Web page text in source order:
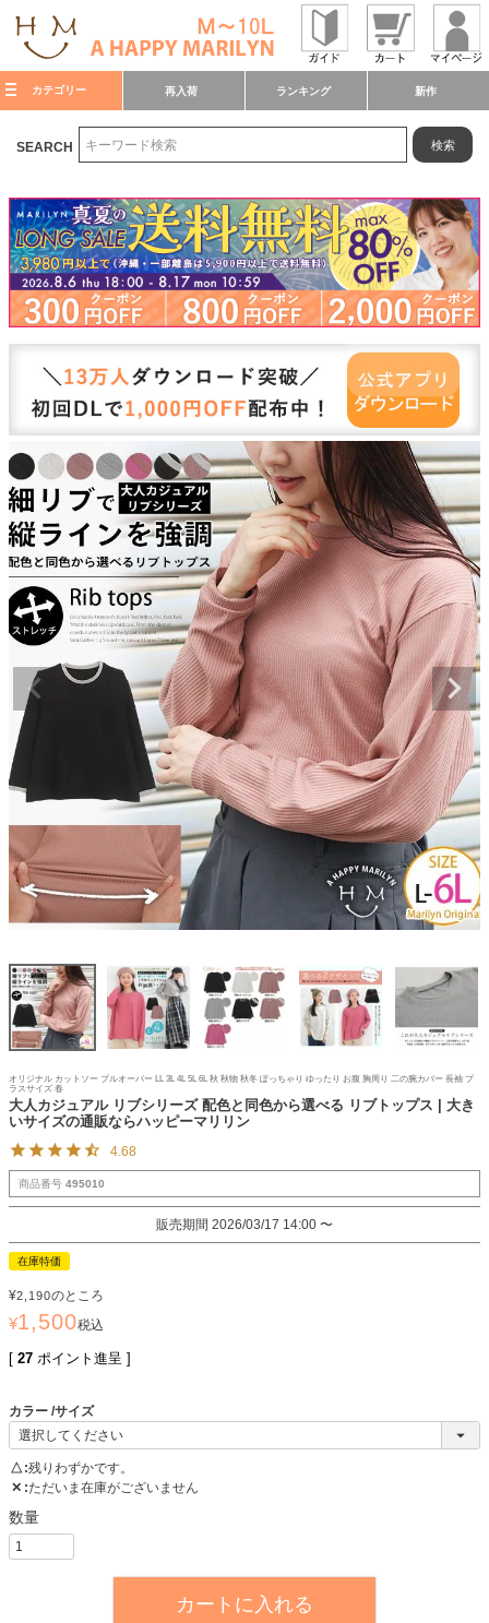
カテゴリー 再入荷 ランキング 新作
SEARCH 検索
オリジナル カットソー プルオーバー LL 3L 4L 5L 6L 秋 秋物 秋冬 ぽっちゃり ゆったり お腹 胸周り 二の腕カバー 長袖 プ
ラスサイズ 春
大人カジュアル リブシリーズ 配色と同色から選べる リブトップス | 大き
いサイズの通販ならハッピーマリリン
4.68
商品番号 495010
販売期間 2026/03/17 14:00 〜
在庫特価
¥2,190のところ
¥1,500税込
[ 27 ポイント進呈 ]
カラー サイズ
△ 残りわずかです。
✕ ただいま在庫がございません
カートに入れる